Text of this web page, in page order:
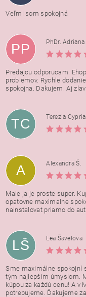
Veľmi som spokojná
PP
PhDr.
Predajcu odporucam.
problemov. Rychle
spokojna. Dakujem. Aj
TC
Terezia
A
Alexandra Š.
Male ja je proste super.
opatovne maximalne
nainstalovat priamo do
LŠ
Lea Šavelova
Sme maximálne spokojní
tým najlepším úmyslom.
kúpou za každú cenu! A v
potrebujeme. Ďakujeme